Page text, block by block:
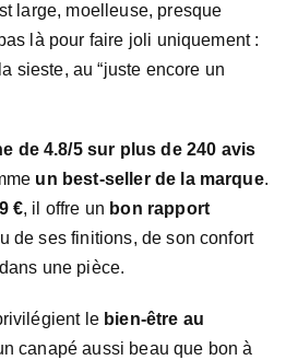
large, moelleuse, presque
là pour faire joli uniquement :
sieste, au “juste encore un
de 4.8/5 sur plus de 240 avis
un best-seller de la marque.
€, il offre un bon rapport
de ses finitions, de son confort
une pièce.
le bien-être au
canapé aussi beau que bon à